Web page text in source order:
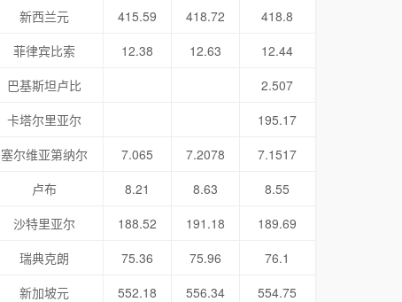
新西兰元
415.59 418.72
418.8
菲律宾比索
12.38 12.63
12.44
巴基斯坦卢比
2.507
卡塔尔里亚尔
195.17
塞尔维亚第纳尔
7.065 7.2078
7.1517
卢布
8.21 8.63
8.55
沙特里亚尔
188.52 191.18
189.69
瑞典克朗
75.36 75.96
76.1
新加坡元
552.18 556.34
554.75